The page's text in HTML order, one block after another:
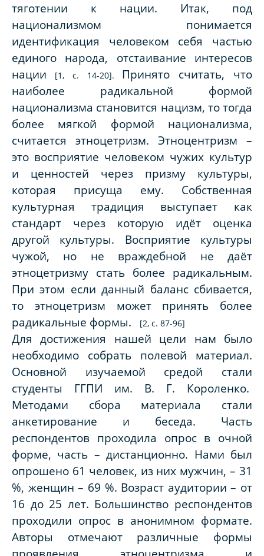
тяготении к нации. Итак, под
национализмом понимается
идентификация человеком себя частью
единого народа, отстаивание интересов
нации [1, с. 14-20].
Принято считать, что
наиболее радикальной формой
национализма становится нацизм, то тогда
более мягкой формой национализма,
считается этноцетризм. Этноцентризм –
это восприятие человеком чужих культур
и ценностей через призму культуры,
которая присуща ему. Собственная
культурная традиция выступает как
стандарт через которую идёт оценка
другой культуры. Восприятие культуры
чужой, но не враждебной не даёт
этноцетризму стать более радикальным.
При этом если данный баланс сбивается,
то этноцетризм может принять более
радикальные формы.
[2, с. 87-96]
Для достижения нашей цели нам было
необходимо собрать полевой материал.
Основной изучаемой средой стали
студенты ГГПИ им. В. Г. Короленко.
Методами сбора материала стали
анкетирование и беседа. Часть
респондентов проходила опрос в очной
форме, часть – дистанционно. Нами был
опрошено 61 человек, из них мужчин, – 31
%, женщин – 69 %. Возраст аудитории – от
16 до 25 лет. Большинство респондентов
проходили опрос в анонимном формате.
Авторы отмечают различные формы